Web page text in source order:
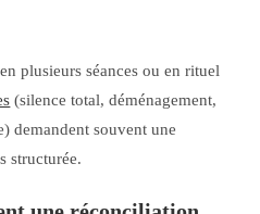
plusieurs séances ou en rituel
(silence total, déménagement,
demandent souvent une
structurée.